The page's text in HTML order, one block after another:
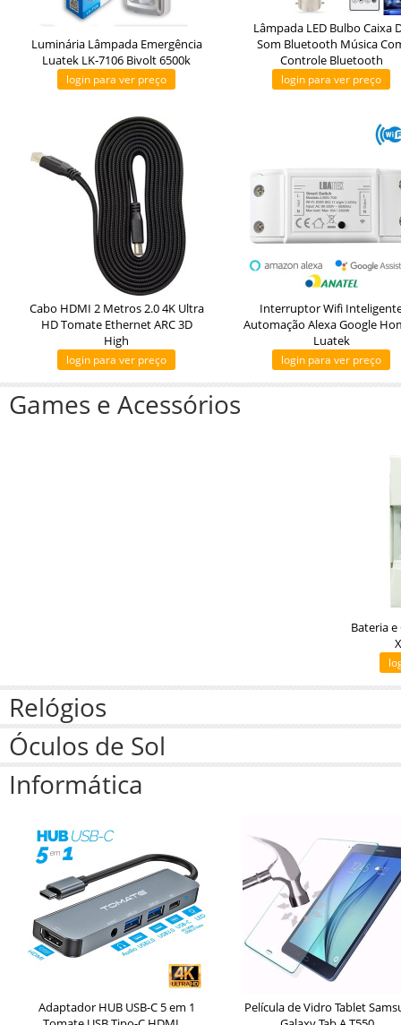
Luminária Lâmpada Emergência
Luatek LK-7106 Bivolt 6500k
login para ver preço
Lâmpada LED Bulbo Caixa
Som Bluetooth Música
Controle Bluetooth
login para ver preço
Cabo HDMI 2 Metros 2.0 4K Ultra
HD Tomate Ethernet ARC 3D
High
login para ver preço
Interruptor Wifi
Automação Alexa Google
Luatek
login para ver preço
Games e Acessórios
Bateria
Relógios
Óculos de Sol
Informática
Adaptador HUB USB-C 5 em 1
Película de Vidro Tablet